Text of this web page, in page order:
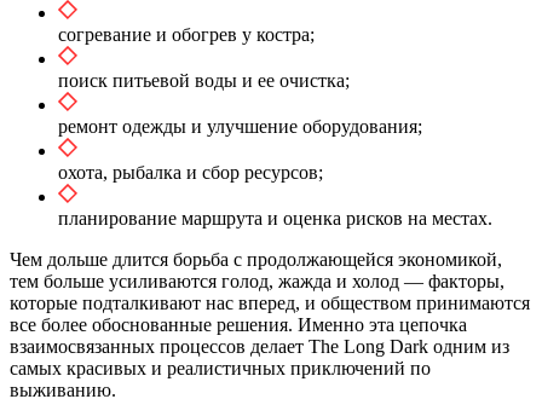
согревание и обогрев у костра;
поиск питьевой воды и ее очистка;
ремонт одежды и улучшение оборудования;
охота, рыбалка и сбор ресурсов;
планирование маршрута и оценка рисков на местах.
Чем дольше длится борьба с продолжающейся экономикой,
тем больше усиливаются голод, жажда и холод — факторы,
которые подталкивают нас вперед, и обществом принимаются
все более обоснованные решения. Именно эта цепочка
взаимосвязанных процессов делает The Long Dark одним из
самых красивых и реалистичных приключений по
выживанию.